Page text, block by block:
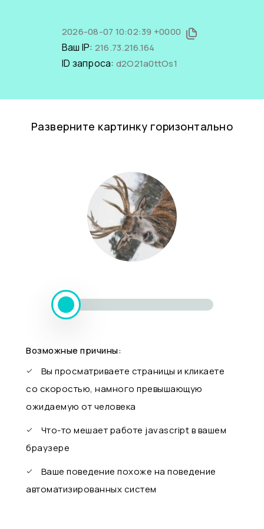
2026-08-07 10:02:39 +0000
Ваш IP: 216.73.216.164
ID запроса: d2O21a0ttOs1
Разверните картинку горизонтально
Возможные причины:
Вы просматриваете страницы и кликаете
со скоростью, намного превышающую
ожидаемую от человека
Что-то мешает работе javascript в вашем
браузере
Ваше поведение похоже на поведение
автоматизированных систем